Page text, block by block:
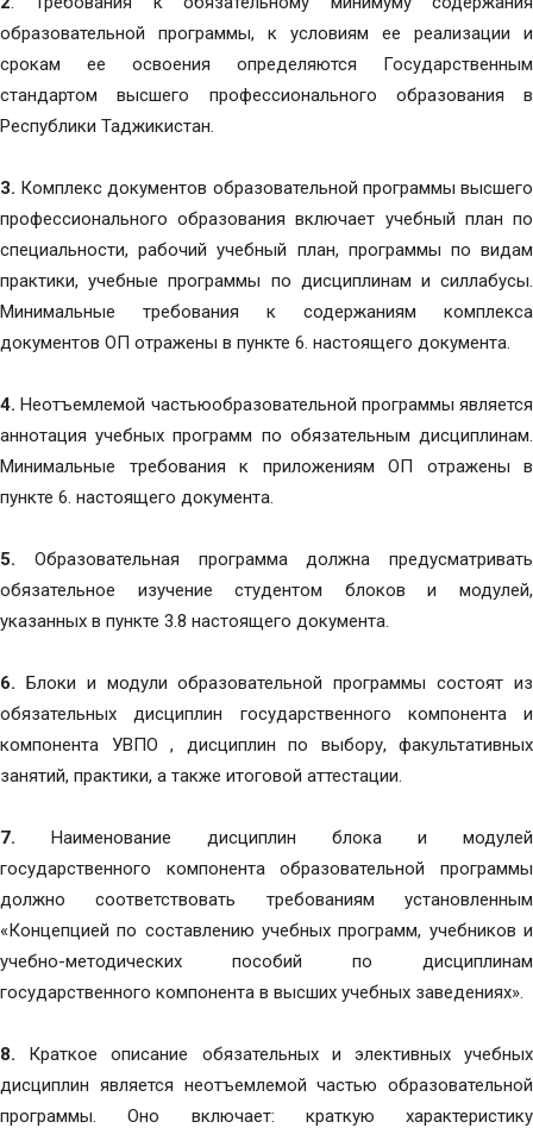
образовательной программы, к условиям ее реализации и
срокам ее освоения определяются Государственным
стандартом высшего профессионального образования в
Республики Таджикистан.
3. Комплекс документов образовательной программы высшего
профессионального образования включает учебный план по
специальности, рабочий учебный план, программы по видам
практики, учебные программы по дисциплинам и силлабусы.
Минимальные требования к содержаниям комплекса
документов ОП отражены в пункте 6. настоящего документа.
4.Неотъемлемой частьюобразовательной программы является
аннотация учебных программ по обязательным дисциплинам.
Минимальные требования к приложениям ОП отражены в
пункте 6. настоящего документа.
5. Образовательная программа должна предусматривать
обязательное изучение студентом блоков и модулей,
указанных в пункте 3.8 настоящего документа.
6. Блоки и модули образовательной программы состоят из
обязательных дисциплин государственного компонента и
компонента УВПО , дисциплин по выбору, факультативных
занятий, практики, а также итоговой аттестации.
7. Наименование дисциплин блока и модулей
государственного компонента образовательной программы
должно соответствовать требованиям установленным
«Концепцией по составлению учебных программ, учебников и
учебно-методических пособий по дисциплинам
государственного компонента в высших учебных заведениях».
8. Краткое описание обязательных и элективных учебных
дисциплин является неотъемлемой частью образовательной
программы. Оно включает: краткую характеристику